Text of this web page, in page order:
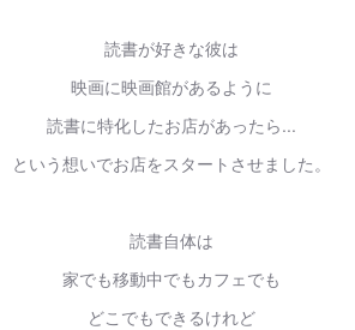
読書が好きな彼は
映画に映画館があるように
読書に特化したお店があったら...
という想いでお店をスタートさせました。
読書自体は
家でも移動中でもカフェでも
どこでもできるけれど